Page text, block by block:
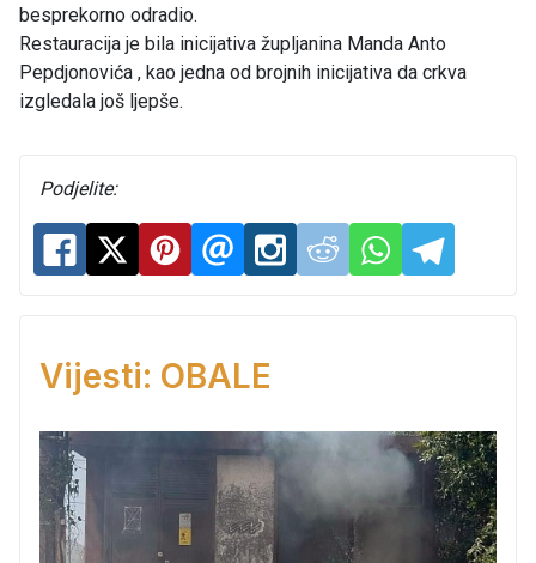
besprekorno odradio.
Restauracija je bila inicijativa župljanina Manda Anto
Pepdjonovića , kao jedna od brojnih inicijativa da crkva
izgledala još ljepše.
Podjelite:
Vijesti: OBALE